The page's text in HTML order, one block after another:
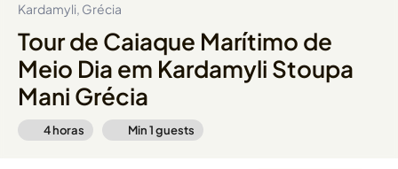
Kardamyli, Grécia
Tour de Caiaque Marítimo de
Meio Dia em Kardamyli Stoupa
Mani Grécia
4 horas Min1guests